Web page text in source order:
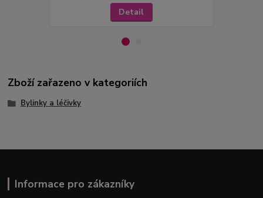
Detail
Zboží zařazeno v kategoriích
Bylinky a léčivky
Informace pro zákazníky